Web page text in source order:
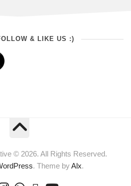
& LIKE US :)
© 2026. All Rights Reserved.
. Theme byAlx.